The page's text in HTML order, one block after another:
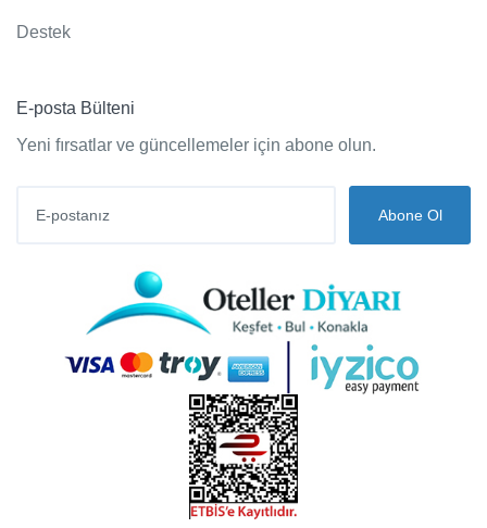
Destek
E-posta Bülteni
Yeni fırsatlar ve güncellemeler için abone olun.
Abone Ol